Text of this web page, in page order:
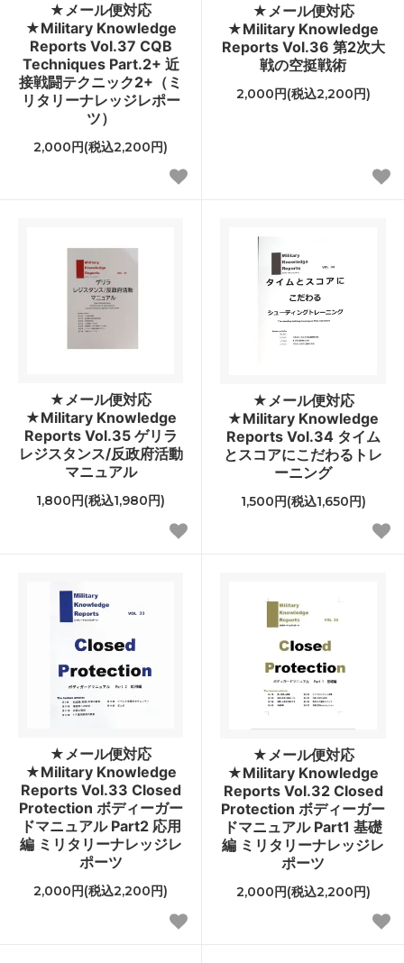
★メール便対応
★Military Knowledge
Reports Vol.37 CQB
Techniques Part.2+ 近
接戦闘テクニック2+（ミ
リタリーナレッジレポー
ツ）
2,000円(税込2,200円)
★メール便対応
★Military Knowledge
Reports Vol.36 第2次大
戦の空挺戦術
2,000円(税込2,200円)
★メール便対応
★Military Knowledge
Reports Vol.35 ゲリラ
レジスタンス/反政府活動
マニュアル
1,800円(税込1,980円)
★メール便対応
★Military Knowledge
Reports Vol.34 タイム
とスコアにこだわるトレ
ーニング
1,500円(税込1,650円)
★メール便対応
★Military Knowledge
Reports Vol.33 Closed
Protection ボディーガー
ドマニュアル Part2 応用
編 ミリタリーナレッジレ
ポーツ
2,000円(税込2,200円)
★メール便対応
★Military Knowledge
Reports Vol.32 Closed
Protection ボディーガー
ドマニュアル Part1 基礎
編 ミリタリーナレッジレ
ポーツ
2,000円(税込2,200円)